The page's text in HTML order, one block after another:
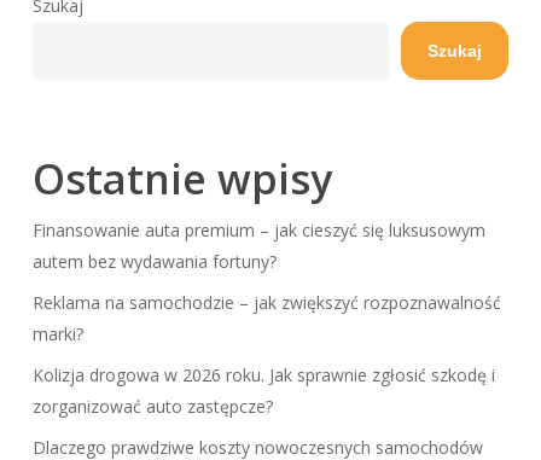
Szukaj
Szukaj
Ostatnie wpisy
Finansowanie auta premium – jak cieszyć się luksusowym
autem bez wydawania fortuny?
Reklama na samochodzie – jak zwiększyć rozpoznawalność
marki?
Kolizja drogowa w 2026 roku. Jak sprawnie zgłosić szkodę i
zorganizować auto zastępcze?
Dlaczego prawdziwe koszty nowoczesnych samochodów